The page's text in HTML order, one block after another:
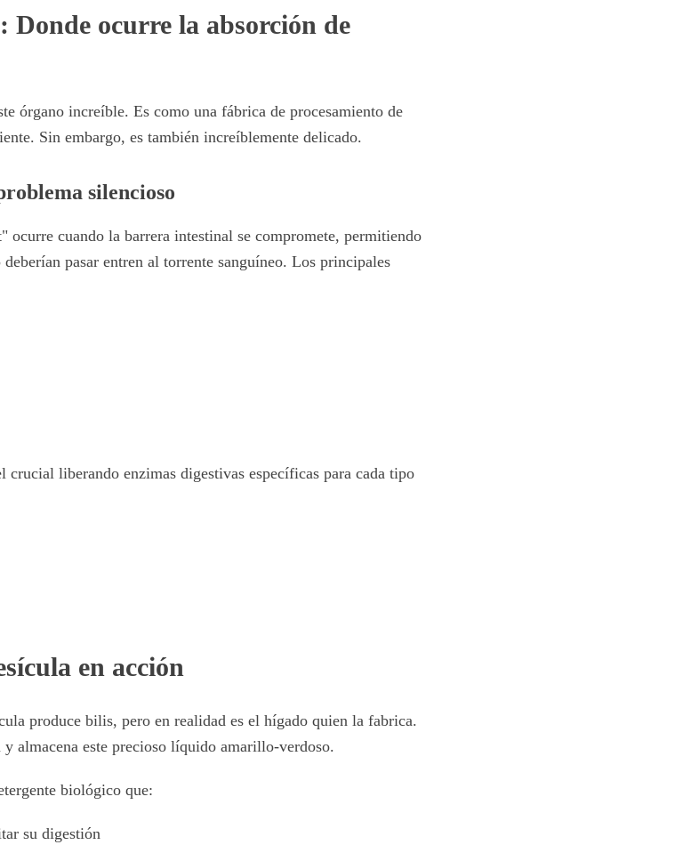
Donde ocurre la absorción de
órgano increíble. Es como una fábrica de procesamiento de
Sin embargo, es también increíblemente delicado.
silencioso
ocurre cuando la barrera intestinal se compromete, permitiendo
pasar entren al torrente sanguíneo. Los principales
crucial liberando enzimas digestivas específicas para cada tipo
en acción
produce bilis, pero en realidad es el hígado quien la fabrica.
almacena este precioso líquido amarillo-verdoso.
biológico que:
su digestión